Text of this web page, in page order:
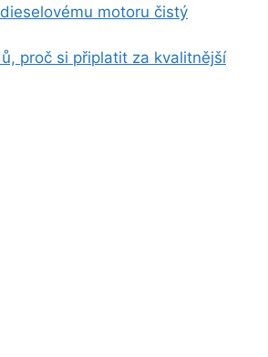
motoru čistý
proč si připlatit za kvalitnější